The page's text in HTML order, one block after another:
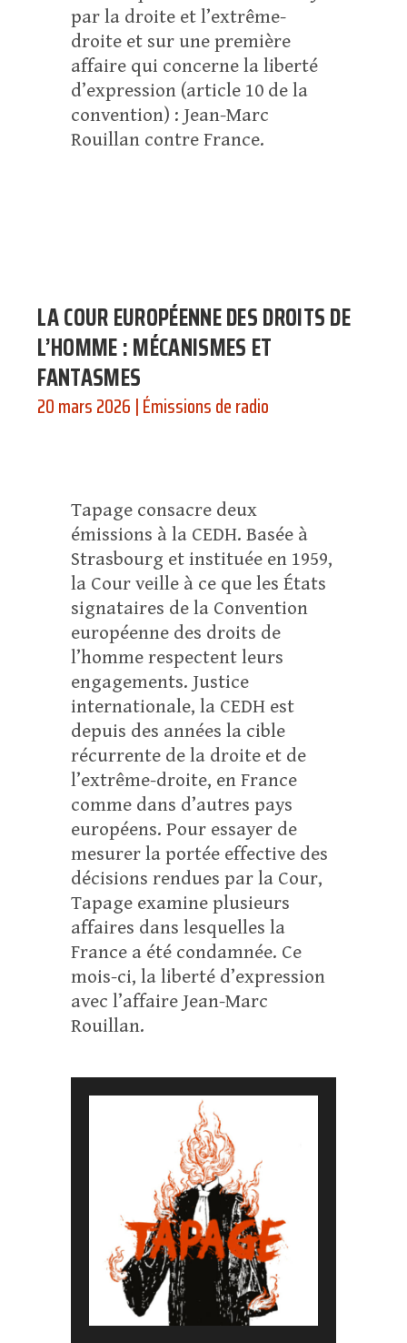
par la droite et l’extrême-
droite et sur une première
affaire qui concerne la liberté
d’expression (article 10 de la
convention) : Jean-Marc
Rouillan contre France.
LA COUR EUROPÉENNE DES DROITS DE
L’HOMME : MÉCANISMES ET
FANTASMES
20 mars 2026 |Émissions de radio
Tapage consacre deux
émissions à la CEDH. Basée à
Strasbourg et instituée en 1959,
la Cour veille à ce que les États
signataires de la Convention
européenne des droits de
l’homme respectent leurs
engagements. Justice
internationale, la CEDH est
depuis des années la cible
récurrente de la droite et de
l’extrême-droite, en France
comme dans d’autres pays
européens. Pour essayer de
mesurer la portée effective des
décisions rendues par la Cour,
Tapage examine plusieurs
affaires dans lesquelles la
France a été condamnée. Ce
mois-ci, la liberté d’expression
avec l’affaire Jean-Marc
Rouillan.